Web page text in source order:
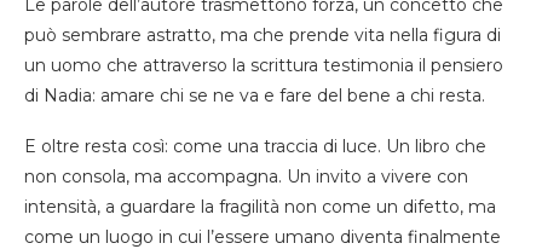
Le parole dell’autore trasmettono forza, un concetto che
può sembrare astratto, ma che prende vita nella figura di
un uomo che attraverso la scrittura testimonia il pensiero
di Nadia: amare chi se ne va e fare del bene a chi resta.
E oltre resta così: come una traccia di luce. Un libro che
non consola, ma accompagna. Un invito a vivere con
intensità, a guardare la fragilità non come un difetto, ma
come un luogo in cui l’essere umano diventa finalmente